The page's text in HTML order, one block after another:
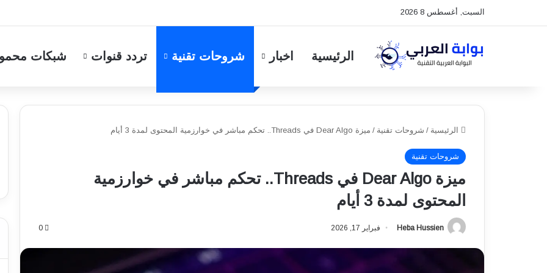
السبت, أغسطس 8 2026
الرئيسية اخبار شروحات تقنية تردد قنوات شبكات
الرئيسية / شروحات تقنية / ميزة Dear Algo في Threads.. تحكم مباشر في خوارزمية المحتوى لمدة 3 أيام
شروحات تقنية
ميزة Dear Algo في Threads.. تحكم مباشر في خوارزمية
المحتوى لمدة 3 أيام
Heba Hussien فبراير 17, 2026 0